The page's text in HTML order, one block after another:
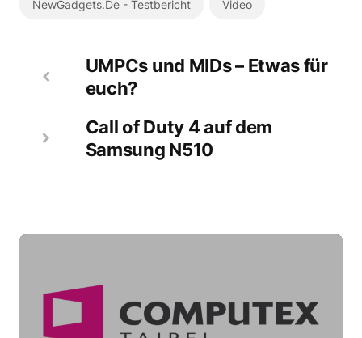
NewGadgets.de - Testbericht Video
UMPCs und MIDs – Etwas für
euch?
Call of Duty 4 auf dem
Samsung N510